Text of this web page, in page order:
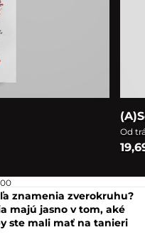
Od
znamenia zverokruhu?
majú jasno v tom, aké
ste mali mať na tanieri